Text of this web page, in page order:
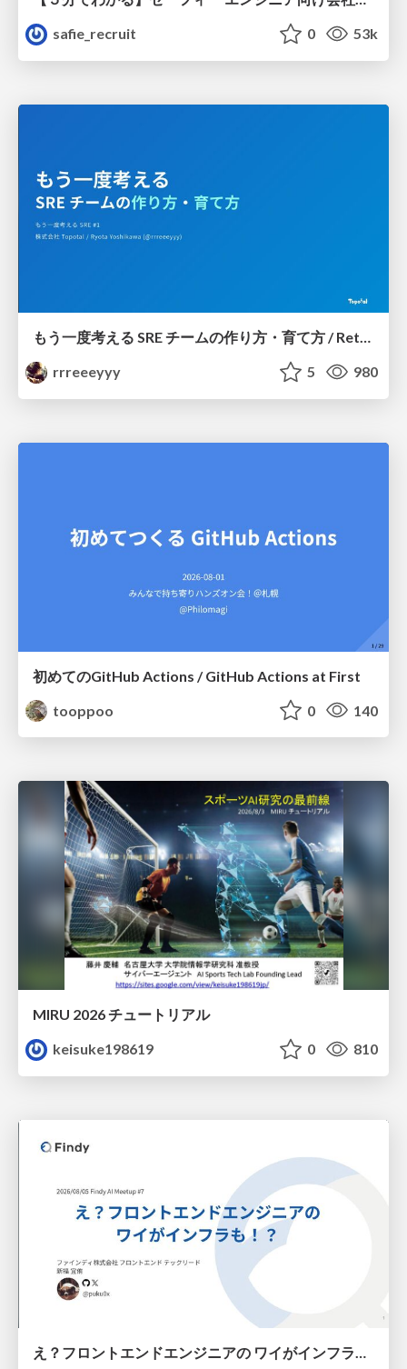
safie_recruit
0 53k
もう一度考える SRE チームの作り方・育て方 / Rethinking SRE #1: Building and Growing SRE Teams
rrreeeyyy
5 980
初めてのGitHub Actions / GitHub Actions at First
tooppoo
0 140
MIRU 2026 チュートリアル
keisuke198619
0 810
え？フロントエンドエンジニアの ワイがインフラも！？